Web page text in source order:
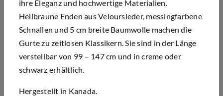
ihre Eleganz und hochwertige Materialien.
Hellbraune Enden aus Veloursleder, messingfarbene
Schnallen und 5 cm breite Baumwolle machen die
Gurte zu zeitlosen Klassikern. Sie sind in der Länge
verstellbar von 99 – 147 cm und in creme oder
schwarz erhältlich.
Hergestellt in Kanada.